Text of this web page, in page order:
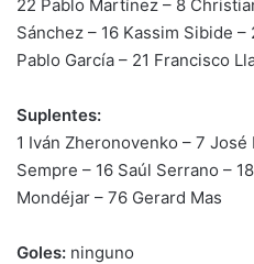
22 Pablo Martínez – 8
Sánchez – 16 Kassim Sibide
Pablo García – 21 Francisco
Suplentes:
1 Iván Zheronovenko – 7
Sempre – 16 Saúl Serrano –
Mondéjar – 76 Gerard Mas
Goles: ninguno